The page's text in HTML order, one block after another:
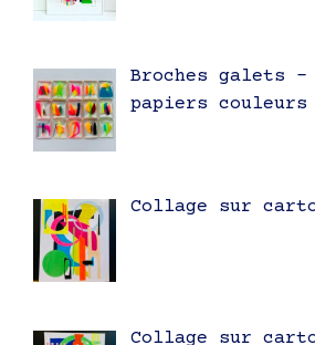
Broches galets
papiers couleurs
Collage sur
Collage sur